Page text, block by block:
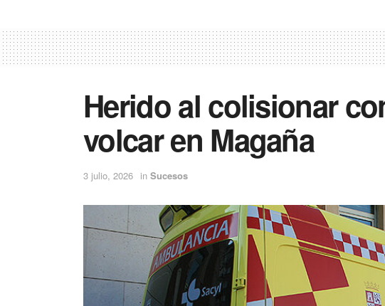
Herido al colisionar
volcar en Magaña
3 julio, 2026 in Sucesos